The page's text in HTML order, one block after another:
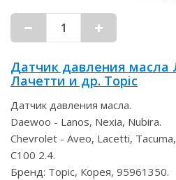
Датчик давления масла
Лачетти и др. Topic
Датчик давления масла.
Daewoo - Lanos, Nexia, Nubira.
Chevrolet - Aveo, Lacetti,
C100 2.4.
Бренд: Topic, Корея, 95961350.